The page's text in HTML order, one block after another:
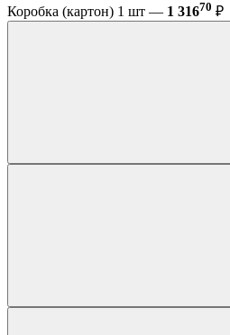
Коробка (картон) 1 шт — 1 31670 ₽